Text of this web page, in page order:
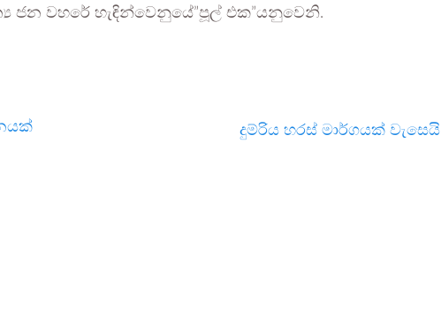
ජන වහරේ හැඳින්වෙනුයේ”පූල් එක”යනුවෙනි.
දුම්රිය හරස් මාර්ගයක් වැසෙයි